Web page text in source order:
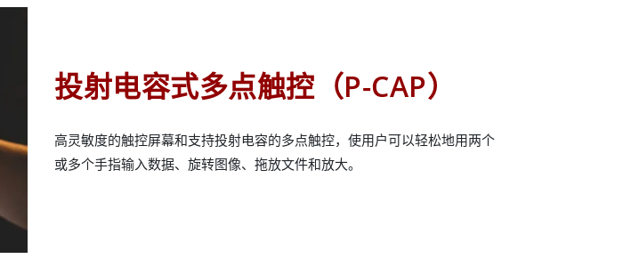
投射电容式多点触控（P-CAP）
高灵敏度的触控屏幕和支持投射电容的多点触控，使用户可以轻松地用两个
或多个手指输入数据、旋转图像、拖放文件和放大。